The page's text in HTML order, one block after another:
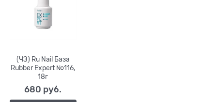
(ЧЗ) Ru Nail База
Rubber Expert №116,
18г
680 руб.